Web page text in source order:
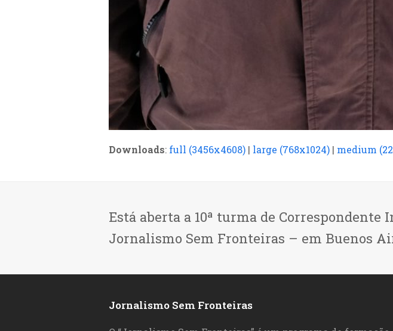
Downloads: full (3456x4608) | large (768x1024) | medium
Está aberta a 10ª turma de Correspondente
Jornalismo Sem Fronteiras – em Buenos
Jornalismo Sem Fronteiras